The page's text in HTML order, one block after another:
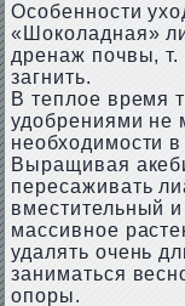
Особенности
«Шоколадная»
дренаж почвы, т.
загнить.
В теплое время
удобрениями не
необходимости
Выращивая
пересаживать
вместительный
массивное
удалять очень
заниматься
опоры.